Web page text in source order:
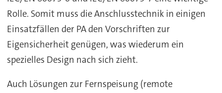
Rolle. Somit muss die Anschlusstechnik in einigen
Einsatzfällen der PA den Vorschriften zur
Eigensicherheit genügen, was wiederum ein
spezielles Design nach sich zieht.
Auch Lösungen zur Fernspeisung (remote